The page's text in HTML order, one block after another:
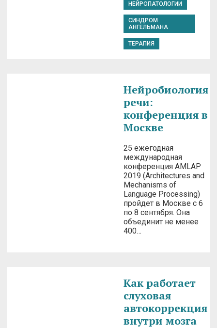
НЕЙРОПАТОЛОГИИ
СИНДРОМ
АНГЕЛЬМАНА
ТЕРАПИЯ
Нейробиология
речи:
конференция в
Москве
25 ежегодная
международная
конференция AMLAP
2019 (Architectures and
Mechanisms of
Language Processing)
пройдет в Москве с 6
по 8 сентября. Она
объединит не менее
400…
Как работает
слуховая
автокоррекция
внутри мозга